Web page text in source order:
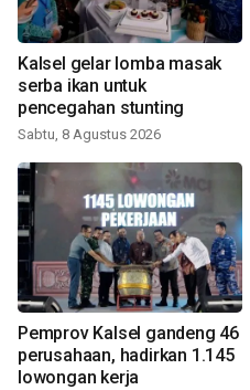
Kalsel gelar lomba masak
serba ikan untuk
pencegahan stunting
Sabtu, 8 Agustus 2026
Pemprov Kalsel gandeng 46
perusahaan, hadirkan 1.145
lowongan kerja